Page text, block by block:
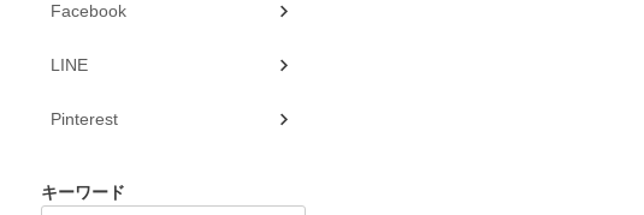
Facebook
LINE
Pinterest
キーワード